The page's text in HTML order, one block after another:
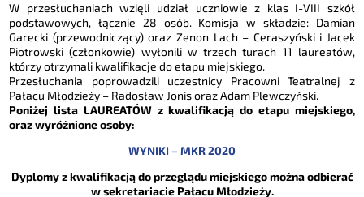
W przesłuchaniach wzięli udział uczniowie z klas I-VIII szkół
podstawowych, łącznie 28 osób. Komisja w składzie: Damian
Garecki (przewodniczący) oraz Zenon Lach – Ceraszyński i Jacek
Piotrowski (członkowie) wyłonili w trzech turach 11 laureatów,
którzy otrzymali kwalifikacje do etapu miejskiego.
Przesłuchania poprowadzili uczestnicy Pracowni Teatralnej z
Pałacu Młodzieży – Radosław Jonis oraz Adam Plewczyński.
Poniżej lista LAUREATÓW z kwalifikacją do etapu miejskiego,
oraz wyróżnione osoby:
WYNIKI – MKR 2020
Dyplomy z kwalifikacją do przeglądu miejskiego można odbierać
w sekretariacie Pałacu Młodzieży.